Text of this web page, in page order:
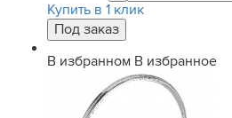
Купить в 1 клик
В избранном В избранное